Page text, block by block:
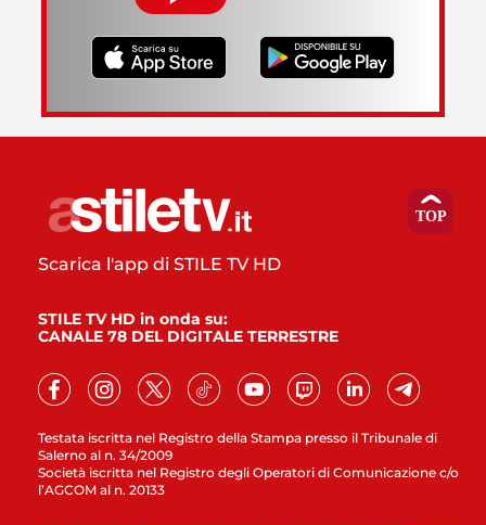
Testata iscritta nel Registro della Stampa presso il Tribunale di
Salerno al n. 34/2009
Società iscritta nel Registro degli Operatori di Comunicazione c/o
l’AGCOM al n. 20133
Scarica l'app di STILE TV HD
STILE TV HD in onda su:
CANALE 78 DEL DIGITALE TERRESTRE